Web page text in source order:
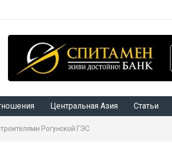
Центральная Азия Статьи
Рогунской ГЭС